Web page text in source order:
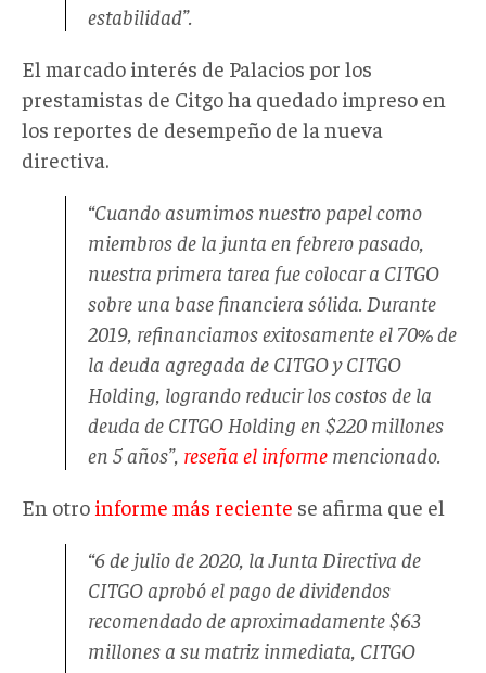
estabilidad”.
El marcado interés de Palacios por los
prestamistas de Citgo ha quedado impreso en
los reportes de desempeño de la nueva
directiva.
“Cuando asumimos nuestro papel como
miembros de la junta en febrero pasado,
nuestra primera tarea fue colocar a CITGO
sobre una base financiera sólida. Durante
2019, refinanciamos exitosamente el 70% de
la deuda agregada de CITGO y CITGO
Holding, logrando reducir los costos de la
deuda de CITGO Holding en $220 millones
en 5 años”, reseña el informe mencionado.
En otro informe más reciente se afirma que el
“6 de julio de 2020, la Junta Directiva de
CITGO aprobó el pago de dividendos
recomendado de aproximadamente $63
millones a su matriz inmediata, CITGO